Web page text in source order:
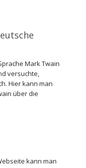
Mark Twain
versuchte,
Hier kann man
über die
kann man